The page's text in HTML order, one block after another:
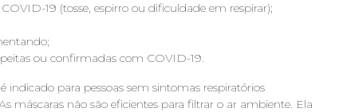
19 (tosse, espirro ou dificuldade em respirar);
ou confirmadas com COVID-19.
indicado para pessoas sem sintomas respiratórios
máscaras não são eficientes para filtrar o ar ambiente. Ela